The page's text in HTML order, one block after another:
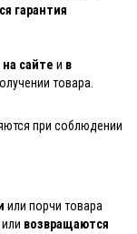
гарантия
на сайте и в
товара.
при соблюдении
или порчи товара
или возвращаются